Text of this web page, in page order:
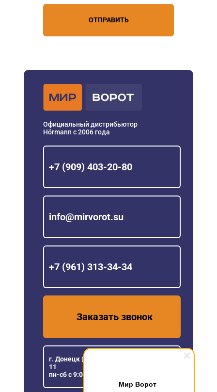
Мир Ворот
ОТПРАВИТЬ
Официальный дистрибьютор
Hörmann с 2006 года
+7 (909) 403-20-80
info@mirvorot.su
+7 (961) 313-34-34
Заказать звонок
г. Донецк (ДНР), ул Розы Люксембург,
11
пн-сб с 9:00 до 18:00